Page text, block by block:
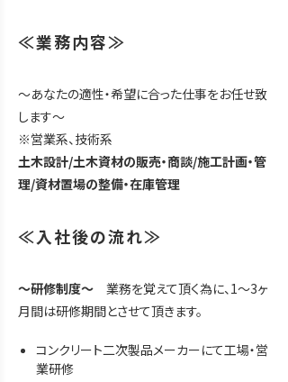
≪業務内容≫
～あなたの適性・希望に合った仕事をお任せ致
します～
※営業系、技術系
土木設計/土木資材の販売・商談/施工計画・管
理/資材置場の整備・在庫管理
≪入社後の流れ≫
～研修制度～ 業務を覚えて頂く為に、1〜3ヶ
月間は研修期間とさせて頂きます。
コンクリート二次製品メーカーにて工場・営
業研修